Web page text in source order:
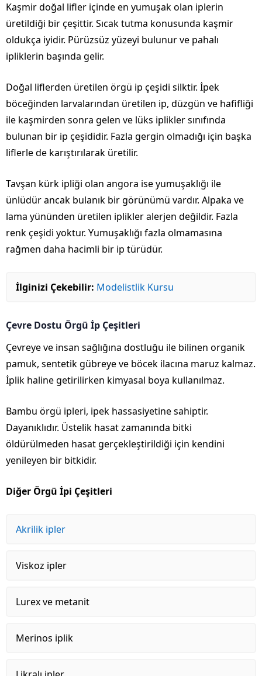
Kaşmir doğal lifler içinde en yumuşak olan iplerin
üretildiği bir çeşittir. Sıcak tutma konusunda kaşmir
oldukça iyidir. Pürüzsüz yüzeyi bulunur ve pahalı
ipliklerin başında gelir.
Doğal liflerden üretilen örgü ip çeşidi silktir. İpek
böceğinden larvalarından üretilen ip, düzgün ve hafifliği
ile kaşmirden sonra gelen ve lüks iplikler sınıfında
bulunan bir ip çeşididir. Fazla gergin olmadığı için başka
liflerle de karıştırılarak üretilir.
Tavşan kürk ipliği olan angora ise yumuşaklığı ile
ünlüdür ancak bulanık bir görünümü vardır. Alpaka ve
lama yününden üretilen iplikler alerjen değildir. Fazla
renk çeşidi yoktur. Yumuşaklığı fazla olmamasına
rağmen daha hacimli bir ip türüdür.
İlginizi Çekebilir: Modelistlik Kursu
Çevre Dostu Örgü İp Çeşitleri
Çevreye ve insan sağlığına dostluğu ile bilinen organik
pamuk, sentetik gübreye ve böcek ilacına maruz kalmaz.
İplik haline getirilirken kimyasal boya kullanılmaz.
Bambu örgü ipleri, ipek hassasiyetine sahiptir.
Dayanıklıdır. Üstelik hasat zamanında bitki
öldürülmeden hasat gerçekleştirildiği için kendini
yenileyen bir bitkidir.
Diğer Örgü İpi Çeşitleri
Akrilik ipler
Viskoz ipler
Lurex ve metanit
Merinos iplik